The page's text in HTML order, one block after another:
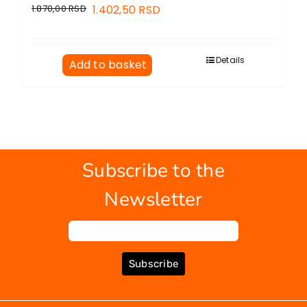
1.870,00RSD 1.402,50 RSD
Add to basket Details
Subscribe to the
Newsletter
Subscribe